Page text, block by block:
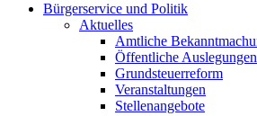
Bürgerservice und Politik
Aktuelles
Amtliche
Öffentliche Auslegungen
Grundsteuerreform
Veranstaltungen
Stellenangebote